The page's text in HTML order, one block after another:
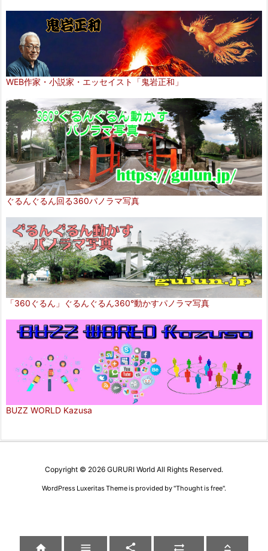
WEB作家・小説家・エッセイスト「鬼岩正和」
ぐるんぐるん回る360パノラマ写真
「360ぐるん」ぐるんぐるん360°動かすパノラマ写真
BUZZ WORLD Kazusa
Copyright © 2026 GURURI World All Rights Reserved.
WordPress Luxeritas Theme is provided by "Thought is free".
    